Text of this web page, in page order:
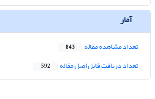
آمار
تعداد مشاهده مقاله 843
تعداد دریافت فایل اصل مقاله 592